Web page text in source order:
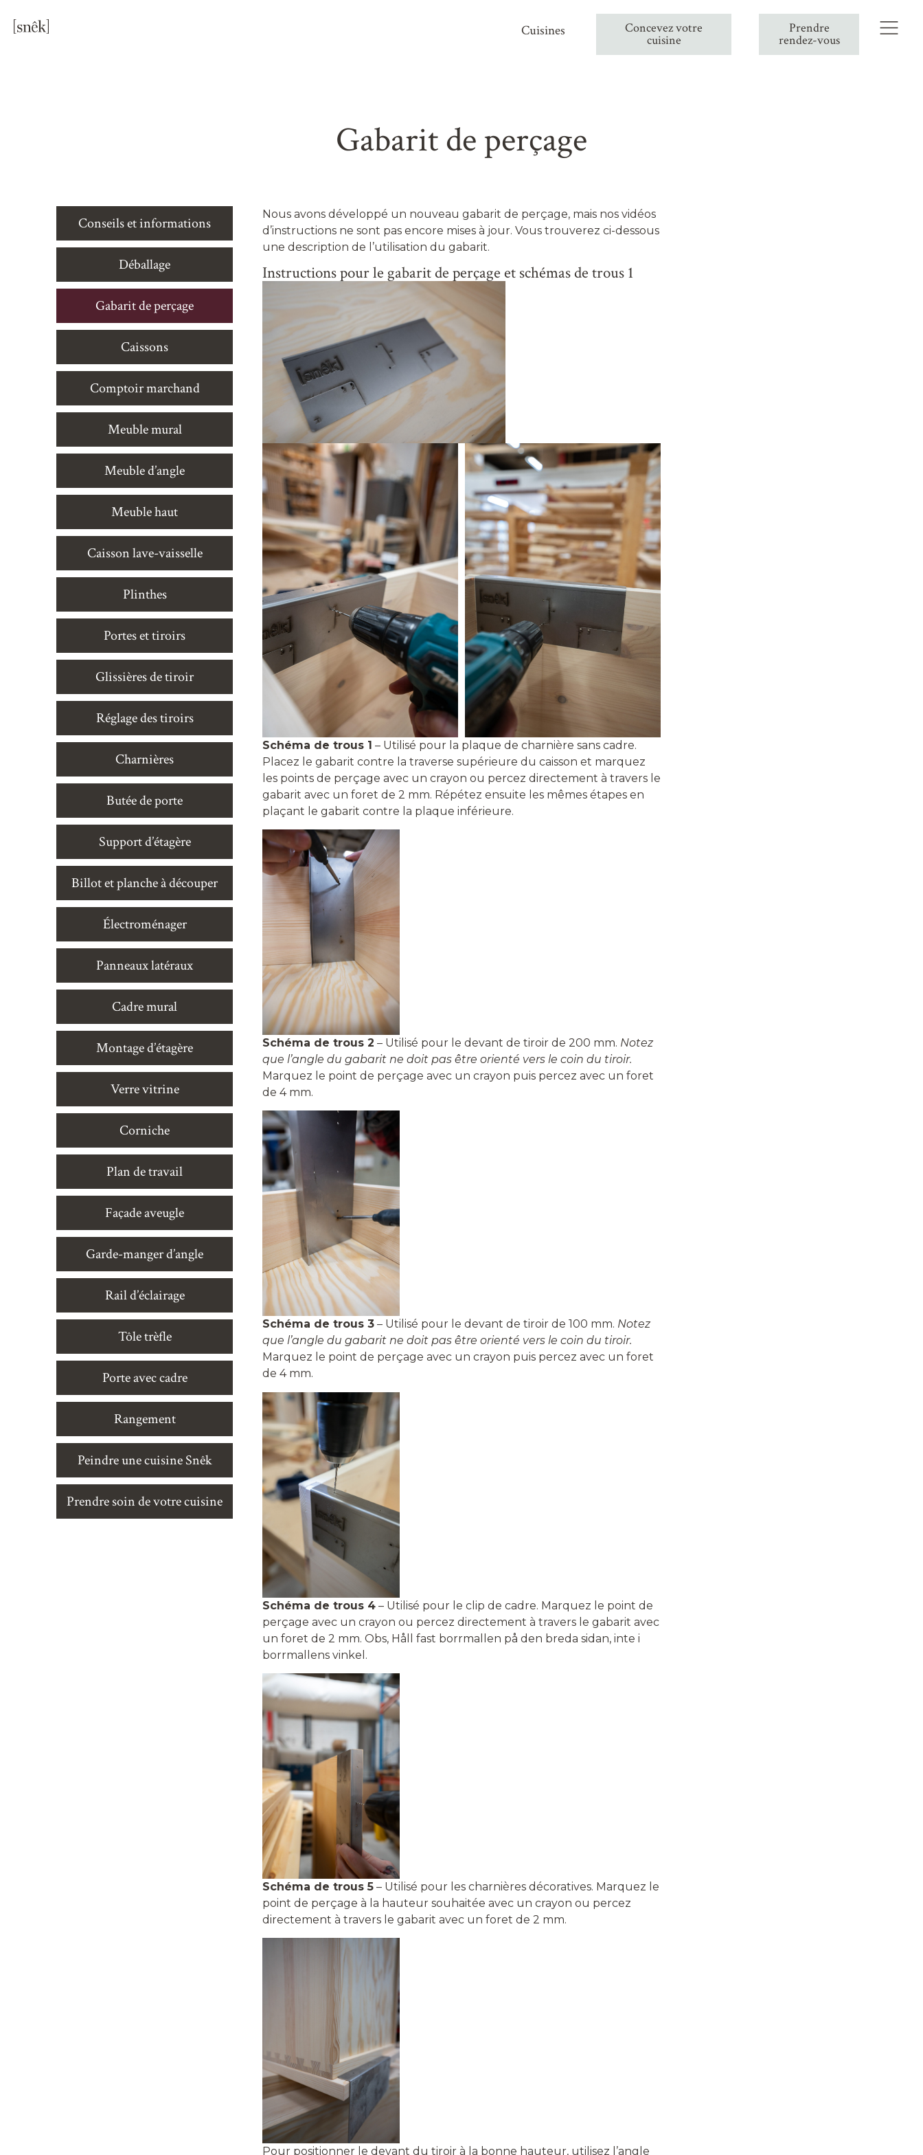
Cuisines Concevez votre
cuisine
Prendre
rendez-vous
Gabarit de perçage
Conseils et informations
Déballage
Gabarit de perçage
Caissons
Comptoir marchand
Meuble mural
Meuble d’angle
Meuble haut
Caisson lave-vaisselle
Plinthes
Portes et tiroirs
Glissières de tiroir
Réglage des tiroirs
Charnières
Butée de porte
Support d’étagère
Billot et planche à découper
Électroménager
Panneaux latéraux
Cadre mural
Montage d’étagère
Verre vitrine
Corniche
Plan de travail
Façade aveugle
Garde-manger d’angle
Rail d’éclairage
Tôle trèfle
Porte avec cadre
Rangement
Peindre une cuisine Snêk
Prendre soin de votre cuisine
Nous avons développé un nouveau gabarit de perçage, mais nos vidéos
d’instructions ne sont pas encore mises à jour. Vous trouverez ci-dessous
une description de l’utilisation du gabarit.
Instructions pour le gabarit de perçage et schémas de trous 1
Schéma de trous 1 – Utilisé pour la plaque de charnière sans cadre.
Placez le gabarit contre la traverse supérieure du caisson et marquez
les points de perçage avec un crayon ou percez directement à travers le
gabarit avec un foret de 2 mm. Répétez ensuite les mêmes étapes en
plaçant le gabarit contre la plaque inférieure.
Schéma de trous 2 – Utilisé pour le devant de tiroir de 200 mm. Notez
que l’angle du gabarit ne doit pas être orienté vers le coin du tiroir.
Marquez le point de perçage avec un crayon puis percez avec un foret
de 4 mm.
Schéma de trous 3 – Utilisé pour le devant de tiroir de 100 mm. Notez
que l’angle du gabarit ne doit pas être orienté vers le coin du tiroir.
Marquez le point de perçage avec un crayon puis percez avec un foret
de 4 mm.
Schéma de trous 4 – Utilisé pour le clip de cadre. Marquez le point de
perçage avec un crayon ou percez directement à travers le gabarit avec
un foret de 2 mm. Obs, Håll fast borrmallen på den breda sidan, inte i
borrmallens vinkel.
Schéma de trous 5 – Utilisé pour les charnières décoratives. Marquez le
point de perçage à la hauteur souhaitée avec un crayon ou percez
directement à travers le gabarit avec un foret de 2 mm.
Pour positionner le devant du tiroir à la bonne hauteur, utilisez l’angle